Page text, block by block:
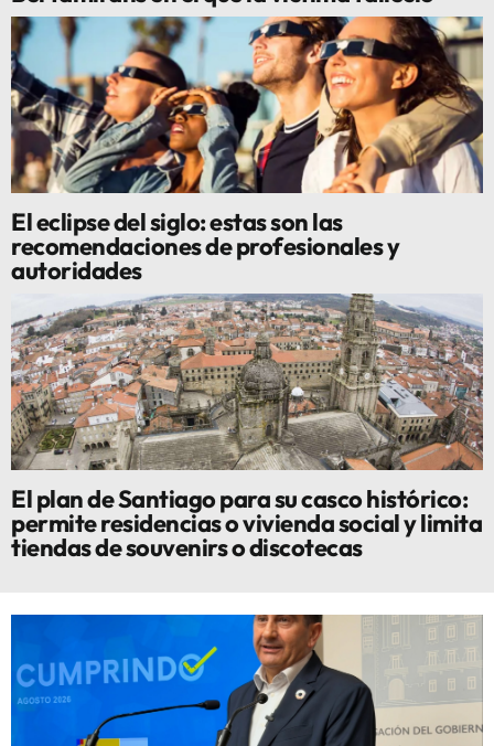
El eclipse del siglo: estas son las
recomendaciones de profesionales y
autoridades
El plan de Santiago para su casco histórico:
permite residencias o vivienda social y limita
tiendas de souvenirs o discotecas